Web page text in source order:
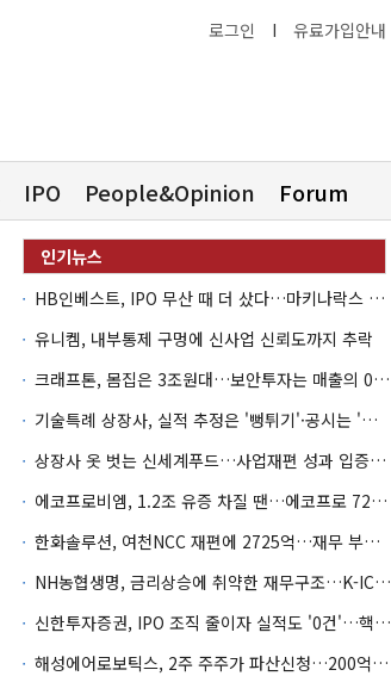
로그인 I 유료가입안내
IPO People&Opinion Forum
HB인베스트, IPO 무산 때 더 샀다…마키나락스 투자 2.7배 회수
유니켐, 내부통제 구멍에 신사업 신뢰도까지 추락
크래프톤, 몸집은 3조원대…보안투자는 매출의 0.4%
기술특례 상장사, 실적 추정은 '뻥튀기'·공시는 '누락'
상장사 옷 벗는 신세계푸드…사업재편 성과 입증할까
에코프로비엠, 1.2조 유증 차질 땐…에코프로 7270억 '독박'
한화솔루션, 여천NCC 재편에 2725억…재무 부담 커지나
NH농협생명, 금리상승에 취약한 재무구조…K-ICS 변동성 '주의보'
신한투자증권, IPO 조직 줄이자 실적도 '0건'…핵심 인력까지 이탈
해성에어로보틱스, 2주 주주가 파산신청…200억 CB 분쟁 확산